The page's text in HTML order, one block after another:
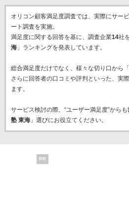
オリコン顧客満足度調査では、実際にサー
ート調査を実施。
満足度に関する回答を基に、調査企業14社
海」ランキングを発表しています。
総合満足度だけでなく、様々な切り口から「
さらに回答者の口コミや評判といった、実
ます。
サービス検討の際、“ユーザー満足度”からも
塾 東海」選びにお役立てください。
PR